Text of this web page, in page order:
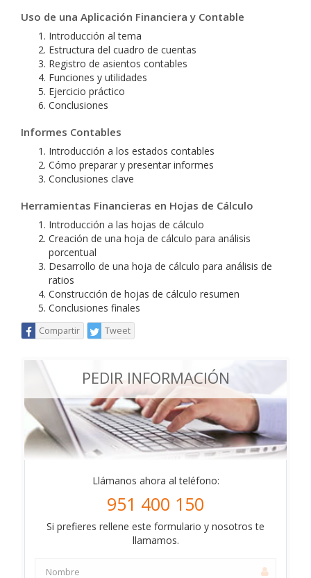
Uso de una Aplicación Financiera y Contable
Introducción al tema
Estructura del cuadro de cuentas
Registro de asientos contables
Funciones y utilidades
Ejercicio práctico
Conclusiones
Informes Contables
Introducción a los estados contables
Cómo preparar y presentar informes
Conclusiones clave
Herramientas Financieras en Hojas de Cálculo
Introducción a las hojas de cálculo
Creación de una hoja de cálculo para análisis
porcentual
Desarrollo de una hoja de cálculo para análisis de
ratios
Construcción de hojas de cálculo resumen
Conclusiones finales
Compartir Tweet
PEDIR INFORMACIÓN
Llámanos ahora al teléfono:
951 400 150
Si prefieres rellene este formulario y nosotros te
llamamos.